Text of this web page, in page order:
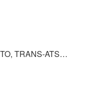
TRANS-ATS…